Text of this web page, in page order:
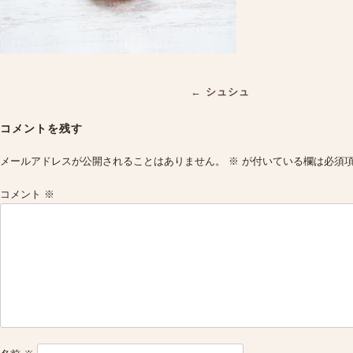
← シュシュ
コメントを残す
メールアドレスが公開されることはありません。 ※ が付いている欄は必須
コメント ※